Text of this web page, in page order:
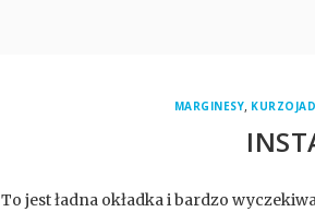
MARGINESY,
To jest ładna okładka i bardzo